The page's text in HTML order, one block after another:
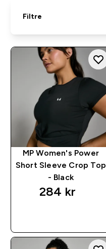
Filtre
MP Women's Power
Short Sleeve Crop Top
- Black
284 kr‎